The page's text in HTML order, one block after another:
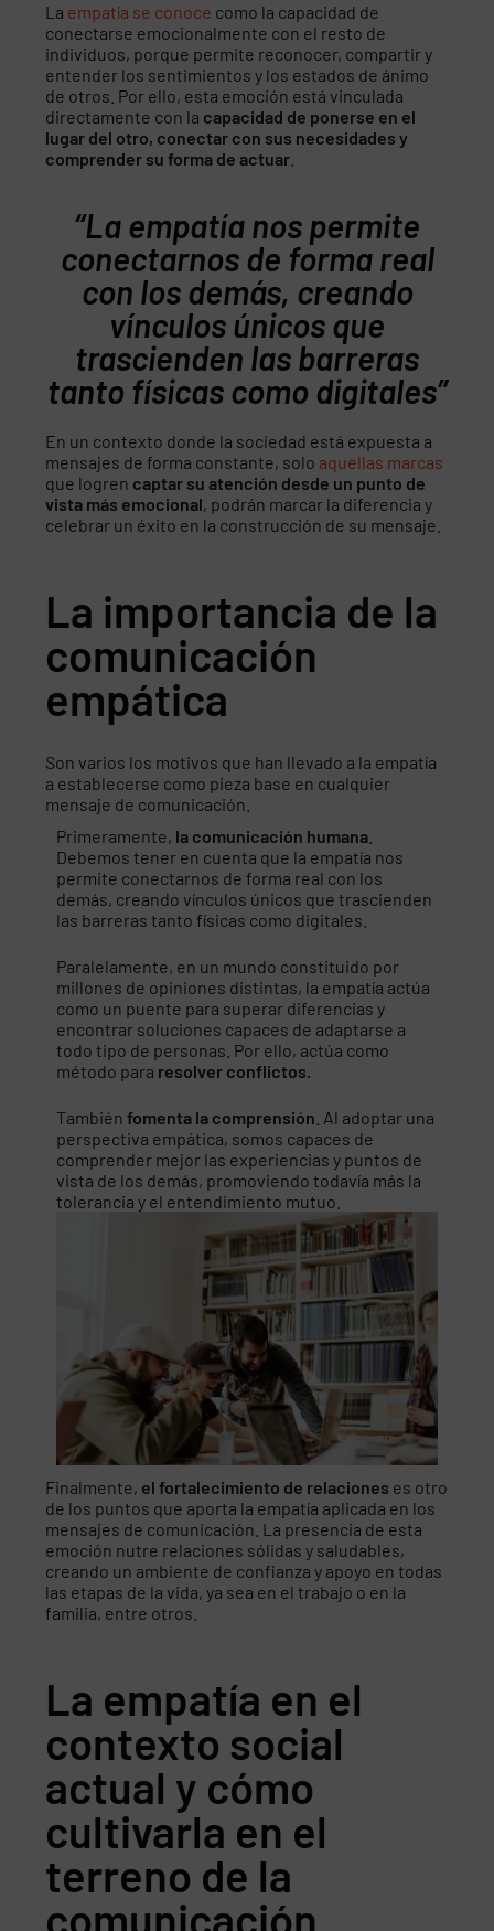
La empatía se conoce como la capacidad de
conectarse emocionalmente con el resto de
individuos, porque permite reconocer, compartir y
entender los sentimientos y los estados de ánimo
de otros. Por ello, esta emoción está vinculada
directamente con la capacidad de ponerse en el
lugar del otro, conectar con sus necesidades y
comprender su forma de actuar
“La empatía nos permite
conectarnos de forma real
con los demás, creando
vínculos únicos que
trascienden las barreras
tanto físicas como digitales”
En un contexto donde la sociedad está expuesta a
mensajes de forma constante, solo aquellas marcas
que logren captar su atención desde un punto de
vista más emocional, podrán marcar la diferencia y
celebrar un éxito en la construcción de su mensaje.
La importancia de la
comunicación
empática
Son varios los motivos que han llevado a la empatía
a establecerse como pieza base en cualquier
mensaje de comunicación.
Primeramente, la comunicación humana
Debemos tener en cuenta que la empatía nos
permite conectarnos de forma real con los
demás, creando vínculos únicos que trascienden
las barreras tanto físicas como digitales.
Paralelamente, en un mundo constituido por
millones de opiniones distintas, la empatía actúa
como un puente para superar diferencias y
encontrar soluciones capaces de adaptarse a
todo tipo de personas. Por ello, actúa como
método para resolver conflictos.
Tambiénfomenta la comprensión . Al adoptar una
perspectiva empática, somos capaces de
comprender mejor las experiencias y puntos de
vista de los demás, promoviendo todavía más la
tolerancia y el entendimiento mutuo.
Finalmente, el fortalecimiento de relaciones es otro
de los puntos que aporta la empatía aplicada en los
mensajes de comunicación. La presencia de esta
emoción nutre relaciones sólidas y saludables,
creando un ambiente de confianza y apoyo en todas
las etapas de la vida, ya sea en el trabajo o en la
familia, entre otros.
La empatía en el
contexto social
actual y cómo
cultivarla en el
terreno de la
comunicación